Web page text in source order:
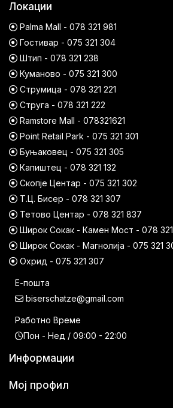
Локации
Palma Mall - 078 321 981
Гостивар - 075 321 304
Штип - 078 321 238
Куманово - 075 321 300
Струмица - 078 321 221
Струга - 078 321 222
Ramstore Mall - 078321621
Point Retail Park - 075 321 301
Буњаковец - 075 321 305
Капиштец - 078 321 132
Скопје Центар - 075 321 302
Т.Ц. Бисер - 078 321 307
Тетово Центар - 078 321 837
Широк Сокак - Камен Мост - 078 321
Широк Сокак - Магнолија - 075 321
Охрид - 075 321 307
Е-пошта
biserschatze@gmail.com
Работно Време
Пон - Нед / 09:00 - 22:00
Информации
Мој профил